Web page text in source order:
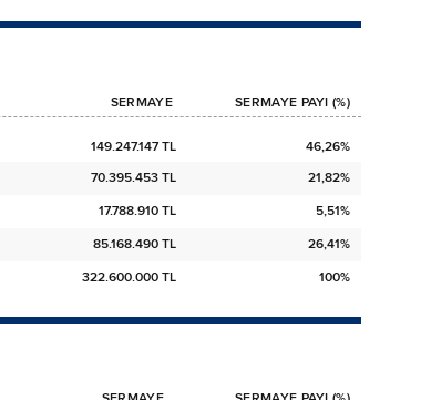
SERMAYE SERMAYE PAYI (%)
149.247.147 TL
46,26%
70.395.453 TL
21,82%
17.788.910 TL
5,51%
85.168.490 TL
26,41%
322.600.000 TL 100%